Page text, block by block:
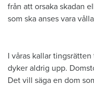
från att orsaka skadan
som ska anses vara
I våras kallar
dyker aldrig upp.
Det vill säga en dom